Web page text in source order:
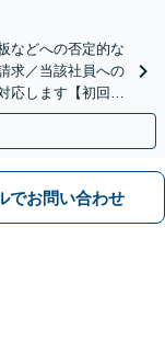
などへの否定的な
求／当該社員への
応します【初回相
も注力
でお問い合わせ